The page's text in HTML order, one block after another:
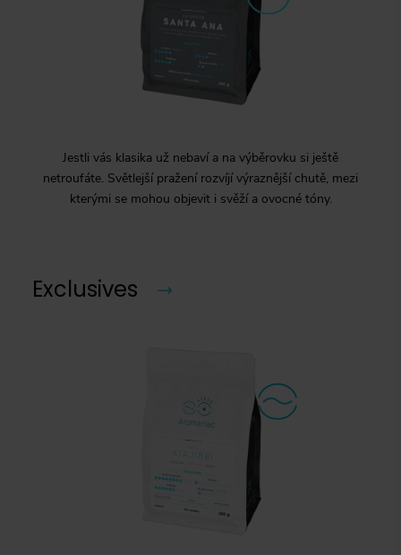
Jestli vás klasika už nebaví a na výběrovku si ještě
netroufáte. Světlejší pražení rozvíjí výraznější chutě, mezi
kterými se mohou objevit i svěží a ovocné tóny.
Exclusives